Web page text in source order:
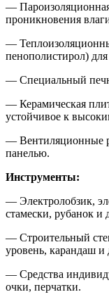
—
проникновения
—
пенополистирол)
— Специальный
— Керамическая
устойчивое к
— Вентиляционные
панелью.
Инструменты:
— Электролобзик,
стамески, рубанок и
— Строительный
уровень, карандаш
— Средства
очки, перчатки.